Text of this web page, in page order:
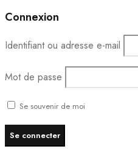
Connexion
Identifiant ou adresse e-mail
Mot de passe
Se souvenir de moi